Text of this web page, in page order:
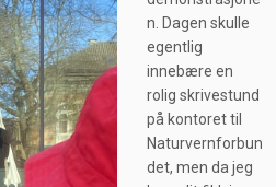
n. Dagen skulle
egentlig
innebære en
rolig skrivestund
på kontoret til
Naturvernforbun
det, men da jeg